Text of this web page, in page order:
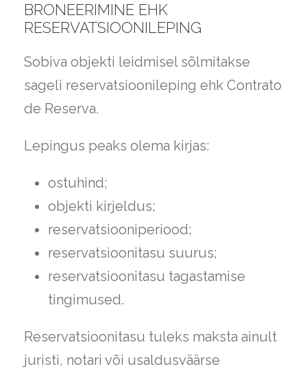
BRONEERIMINE EHK
RESERVATSIOONILEPING
Sobiva objekti leidmisel sõlmitakse
sageli reservatsioonileping ehk Contrato
de Reserva.
Lepingus peaks olema kirjas:
ostuhind;
objekti kirjeldus;
reservatsiooniperiood;
reservatsioonitasu suurus;
reservatsioonitasu tagastamise
tingimused.
Reservatsioonitasu tuleks maksta ainult
juristi, notari või usaldusväärse